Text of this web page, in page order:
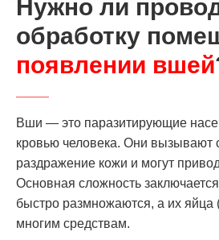
Нужно ли
обработку
появлении вшей
Вши — это паразитирующие
кровью человека. Они вызывают
раздражение кожи и могут
Основная сложность
быстро размножаются, а их яйца
многим средствам.